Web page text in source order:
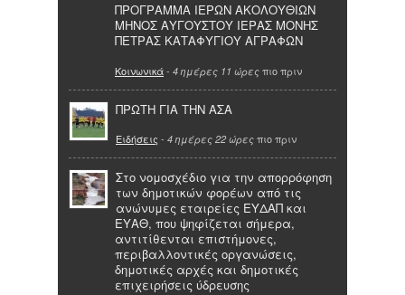
ΠΡΟΓΡΑΜΜΑ ΙΕΡΩΝ ΑΚΟΛΟΥΘΙΩΝ
ΜΗΝΟΣ ΑΥΓΟΥΣΤΟΥ ΙΕΡΑΣ ΜΟΝΗΣ
ΠΕΤΡΑΣ ΚΑΤΑΦΥΓΙΟΥ ΑΓΡΑΦΩΝ
Κοινωνικά- 4 ημέρες 11 ώρες πιο πριν
ΠΡΩΤΗ ΓΙΑ ΤΗΝ ΑΣΑ
Ειδήσεις - 4 ημέρες 22 ώρες πιο πριν
Στο νομοσχέδιο για την απορρόφηση
των δημοτικών φορέων από τις
ανώνυμες εταιρείες ΕΥΔΑΠ και
ΕΥΑΘ, που ψηφίζεται σήμερα,
αντιτίθενται επιστήμονες,
περιβαλλοντικές οργανώσεις,
δημοτικές αρχές και δημοτικές
επιχειρήσεις ύδρευσης